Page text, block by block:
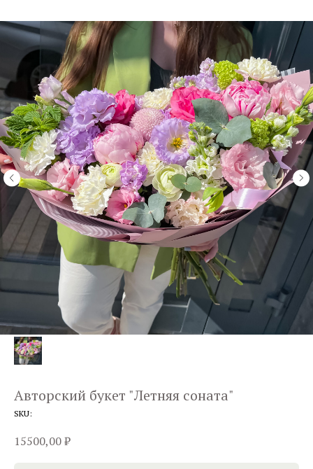
Авторский букет "Летняя соната"
SKU:
15500,00₽